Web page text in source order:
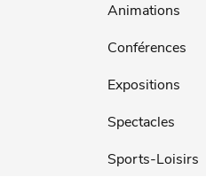
Animations
Conférences
Expositions
Spectacles
Sports-Loisirs